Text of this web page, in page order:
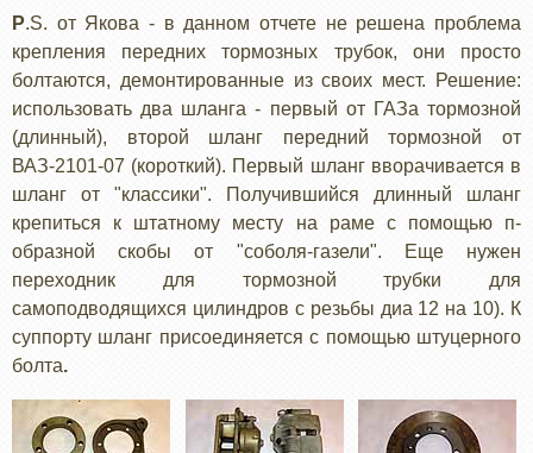
P.S. от Якова - в данном отчете не решена проблема
крепления передних тормозных трубок, они просто
болтаются, демонтированные из своих мест. Решение:
использовать два шланга - первый от ГАЗа тормозной
(длинный), второй шланг передний тормозной от
ВАЗ-2101-07 (короткий). Первый шланг вворачивается в
шланг от "классики". Получившийся длинный шланг
крепиться к штатному месту на раме с помощью п-
образной скобы от "соболя-газели". Еще нужен
переходник для тормозной трубки для
самоподводящихся цилиндров с резьбы диа 12 на 10). К
суппорту шланг присоединяется с помощью штуцерного
болта.